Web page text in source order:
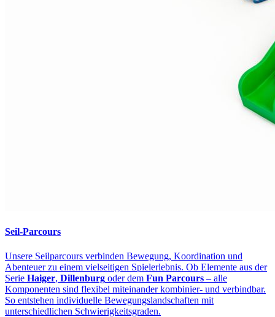
Seil-Parcours
Unsere Seilparcours verbinden Bewegung, Koordination und
Abenteuer zu einem vielseitigen Spielerlebnis. Ob Elemente aus der
Serie Haiger, Dillenburg oder dem Fun Parcours – alle
Komponenten sind flexibel miteinander kombinier- und verbindbar.
So entstehen individuelle Bewegungslandschaften mit
unterschiedlichen Schwierigkeitsgraden.